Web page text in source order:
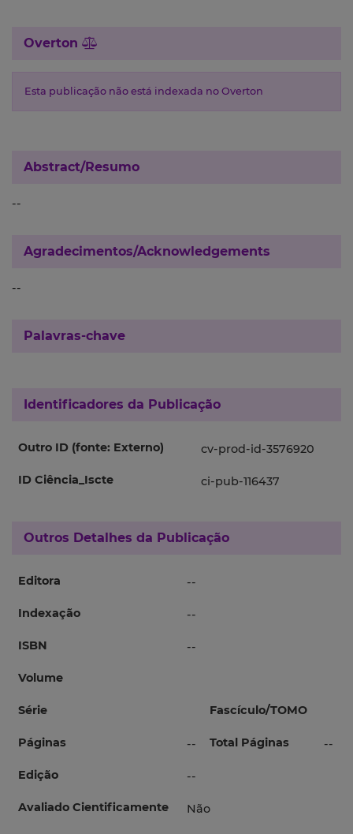
Overton
Esta publicação não está indexada no Overton
Abstract/Resumo
--
Agradecimentos/Acknowledgements
--
Palavras-chave
Identificadores da Publicação
Outro ID (fonte: Externo) cv-prod-id-3576920
ID Ciência_Iscte ci-pub-116437
Outros Detalhes da Publicação
Editora --
Indexação --
ISBN --
Volume
Série Fascículo/TOMO
Páginas -- Total Páginas --
Edição --
Avaliado Cientificamente Não